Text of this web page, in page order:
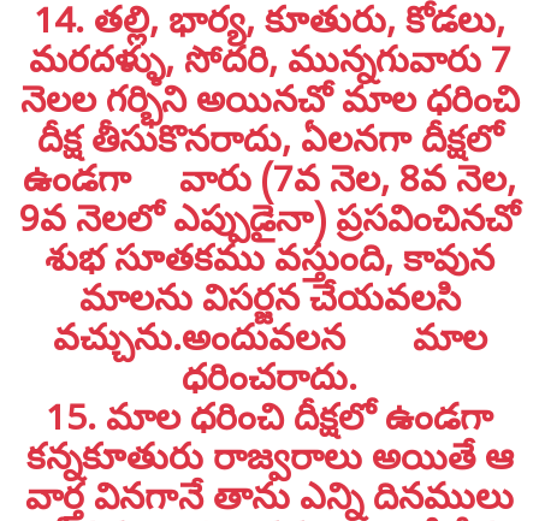
14. తల్లి, భార్య, కూతురు, కోడలు,
మరదళ్ళు, సోదరి, మున్నగువారు 7
నెలల గర్భిని అయినచో మాల ధరించి
దీక్ష తీసుకొనరాదు, ఏలనగా దీక్షలో
ఉండగా వారు (7వ నెల, 8వ నెల,
9వ నెలలో ఎప్పుడైనా) ప్రసవించినచో
శుభ సూతకము వస్తుంది, కావున
మాలను విసర్జన చేయవలసి
వచ్చును.అందువలన మాల
ధరించరాదు.
15. మాల ధరించి దీక్షలో ఉండగా
కన్నకూతురు రాజ్వరాలు అయితే ఆ
వార్త వినగానే తాను ఎన్ని దినములు